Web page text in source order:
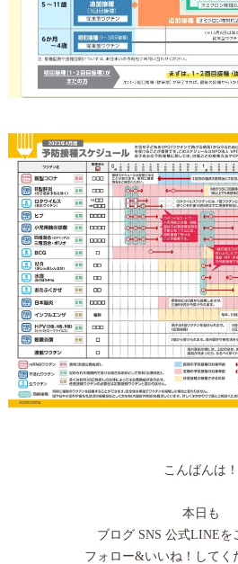
こんばんは！
本日も
ブログ SNS 公式LINEを
フォロー&いいね！してく